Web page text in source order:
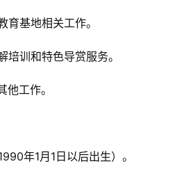
育基地相关工作。
培训和特色导赏服务。
他工作。
年1月1日以后出生）。